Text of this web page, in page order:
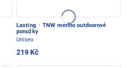
Lasting · TNW merino outdoorové
ponožky
Unisex
219 Kč